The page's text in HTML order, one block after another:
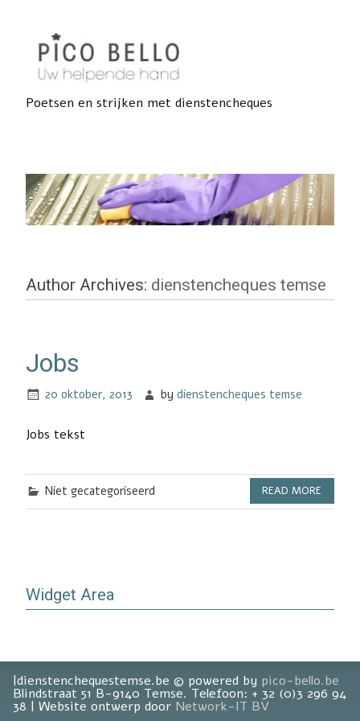
Poetsen en strijken met dienstencheques
Author Archives: dienstencheques temse
Jobs
20 oktober, 2013 bydienstencheques temse
Jobs tekst
Niet gecategoriseerd READ MORE
Widget Area
|dienstenchequestemse.be © powered by pico-bello.be
Blindstraat 51 B-9140 Temse. Telefoon: + 32 (0)3 296 94
38 | Website ontwerp door Network-IT BV